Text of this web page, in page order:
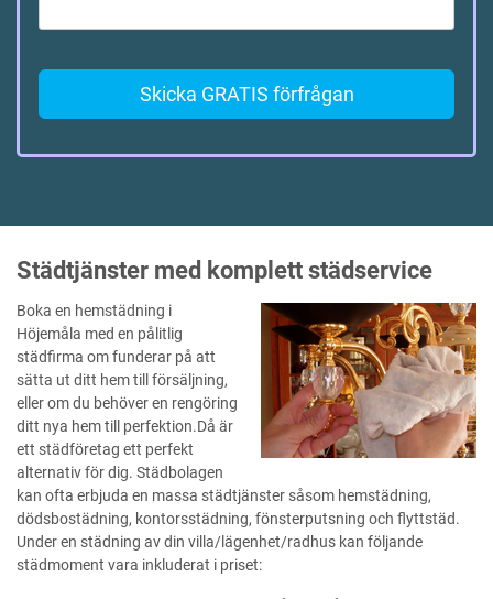
Skicka GRATIS förfrågan
Städtjänster med komplett städservice
Boka en hemstädning i
Höjemåla med en pålitlig
städfirma om funderar på att
sätta ut ditt hem till försäljning,
eller om du behöver en rengöring
ditt nya hem till perfektion.Då är
ett städföretag ett perfekt
alternativ för dig. Städbolagen
kan ofta erbjuda en massa städtjänster såsom hemstädning,
dödsbostädning, kontorsstädning, fönsterputsning och flyttstäd.
Under en städning av din villa/lägenhet/radhus kan följande
städmoment vara inkluderat i priset: